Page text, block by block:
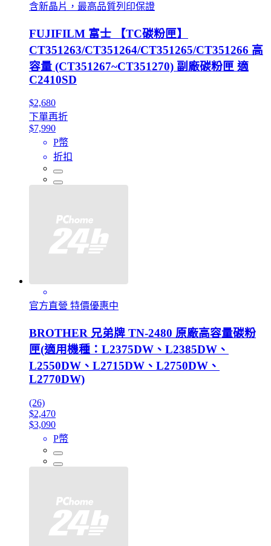
含新晶片，最高品質列印保證
FUJIFILM 富士 【TC碳粉匣】
CT351263/CT351264/CT351265/CT351266 高
容量 (CT351267~CT351270) 副廠碳粉匣 適
C2410SD
$2,680
下單再折
$7,990
P幣
折扣
官方直營 特價優惠中
BROTHER 兄弟牌 TN-2480 原廠高容量碳粉
匣(適用機種：L2375DW、L2385DW、
L2550DW、L2715DW、L2750DW、
L2770DW)
(26)
$2,470
$3,090
P幣